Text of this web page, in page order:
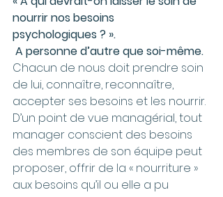
nourrir nos besoins
psychologiques ? ».
A personne d’autre que soi-même.
Chacun de nous doit prendre soin
de lui, connaître, reconnaître,
accepter ses besoins et les nourrir.
D’un point de vue managérial, tout
manager conscient des besoins
des membres de son équipe peut
proposer, offrir de la « nourriture »
aux besoins qu’il ou elle a pu